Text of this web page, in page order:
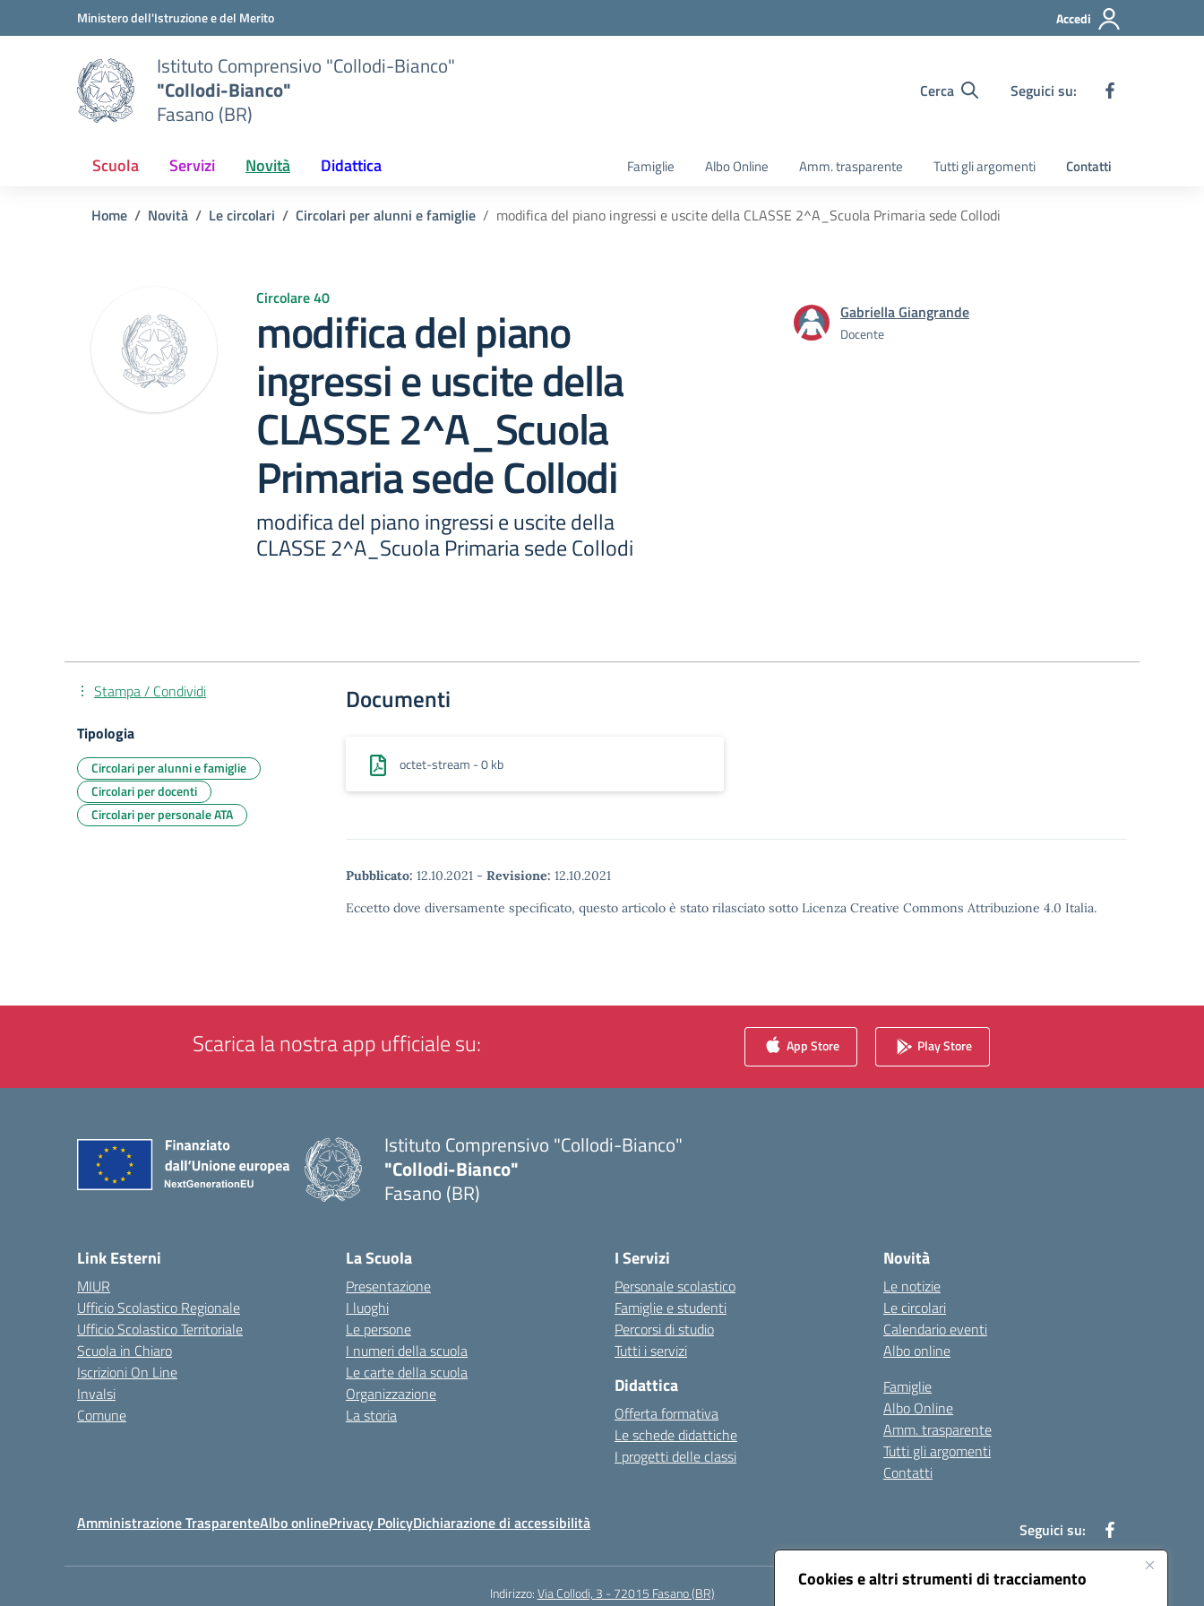
Cookies e altri strumenti di tracciamento
Vai ai contenuti
Vai al menu di navigazioneMinistero dell'Istruzione e del Merito Accedi
Istituto Comprensivo "Collodi-Bianco"
"Collodi-Bianco"
Fasano (BR)
Cerca Seguici su:
Scuola Servizi Novità Didattica Famiglie Albo Online Amm. trasparente Tutti gli argomenti Contatti
Home Novità Le circolari Circolari per alunni e famiglie modifica del piano ingressi e uscite della CLASSE 2^A_Scuola Primaria sede Collodi
Circolare 40
modifica del piano
ingressi e uscite della
CLASSE 2^A_Scuola
Primaria sede Collodi
modifica del piano ingressi e uscite della
CLASSE 2^A_Scuola Primaria sede Collodi
Gabriella Giangrande
Docente
Documenti
octet-stream - 0 kb
Pubblicato: 12.10.2021 - Revisione: 12.10.2021
Eccetto dove diversamente specificato, questo articolo è stato rilasciato sotto Licenza Creative Commons Attribuzione 4.0 Italia.
Stampa / Condividi
Tipologia
Circolari per alunni e famiglie
Circolari per docenti
Circolari per personale ATA
Scarica la nostra app ufficiale su: App Store Play Store
Istituto Comprensivo "Collodi-Bianco"
"Collodi-Bianco"
Fasano (BR)
Link Esterni
MIUR
Ufficio Scolastico Regionale
Ufficio Scolastico Territoriale
Scuola in Chiaro
Iscrizioni On Line
Invalsi
Comune
La Scuola
Presentazione
I luoghi
Le persone
I numeri della scuola
Le carte della scuola
Organizzazione
La storia
I Servizi
Personale scolastico
Famiglie e studenti
Percorsi di studio
Tutti i servizi
Didattica
Offerta formativa
Le schede didattiche
I progetti delle classi
Novità
Le notizie
Le circolari
Calendario eventi
Albo online
Famiglie
Albo Online
Amm. trasparente
Tutti gli argomenti
Contatti
Amministrazione TrasparenteAlbo onlinePrivacy PolicyDichiarazione di accessibilità Seguici su:
Indirizzo:Via Collodi, 3 - 72015 Fasano (BR)